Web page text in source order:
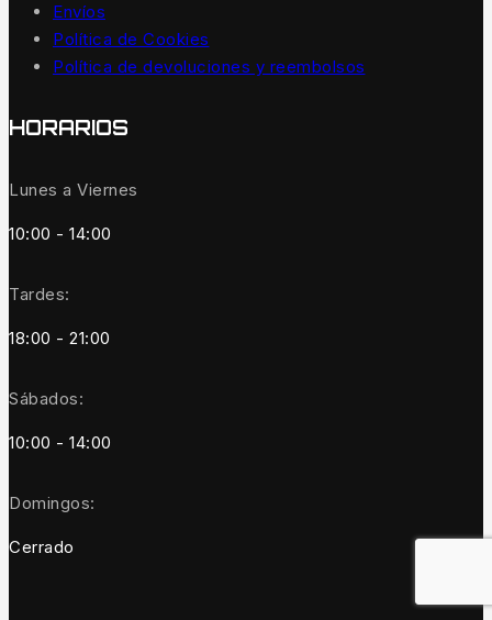
Envíos
Política de Cookies
Política de devoluciones y reembolsos
HORARIOS
Lunes a Viernes
10:00 - 14:00
Tardes:
18:00 - 21:00
Sábados:
10:00 - 14:00
Domingos:
Cerrado